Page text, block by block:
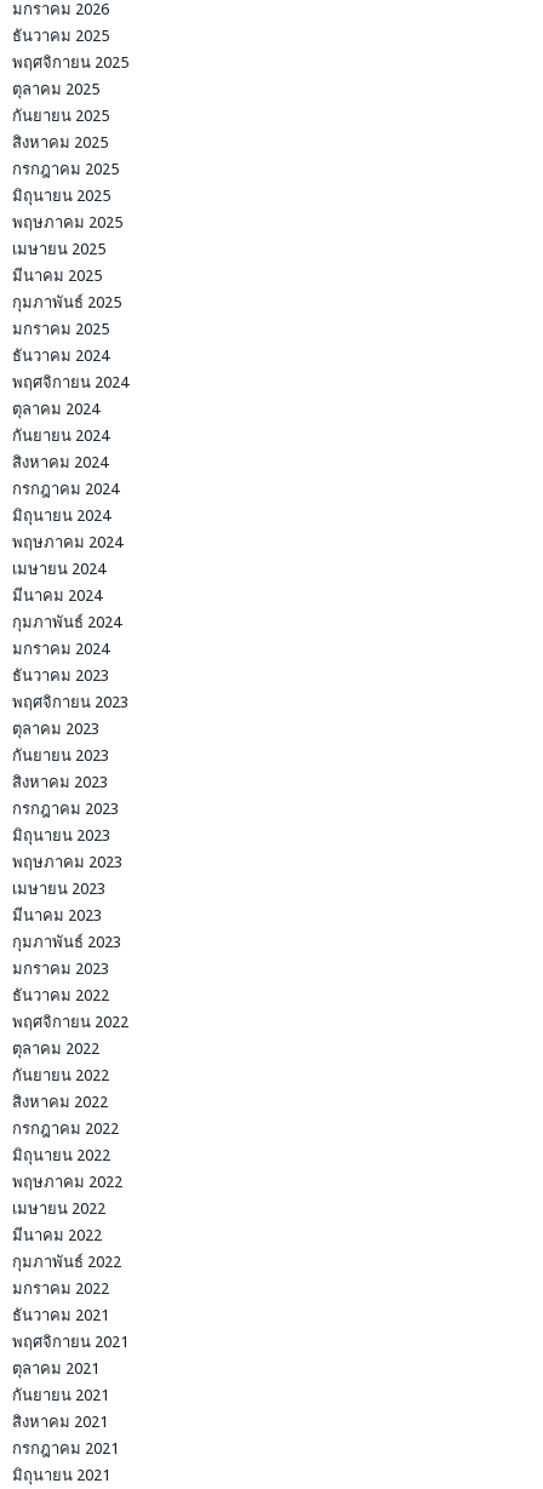
มกราคม 2026
ธันวาคม 2025
พฤศจิกายน 2025
ตุลาคม 2025
กันยายน 2025
สิงหาคม 2025
กรกฎาคม 2025
มิถุนายน 2025
พฤษภาคม 2025
เมษายน 2025
มีนาคม 2025
กุมภาพันธ์ 2025
มกราคม 2025
ธันวาคม 2024
พฤศจิกายน 2024
ตุลาคม 2024
กันยายน 2024
สิงหาคม 2024
กรกฎาคม 2024
มิถุนายน 2024
พฤษภาคม 2024
เมษายน 2024
มีนาคม 2024
กุมภาพันธ์ 2024
มกราคม 2024
ธันวาคม 2023
พฤศจิกายน 2023
ตุลาคม 2023
กันยายน 2023
สิงหาคม 2023
กรกฎาคม 2023
มิถุนายน 2023
พฤษภาคม 2023
เมษายน 2023
มีนาคม 2023
กุมภาพันธ์ 2023
มกราคม 2023
ธันวาคม 2022
พฤศจิกายน 2022
ตุลาคม 2022
กันยายน 2022
สิงหาคม 2022
กรกฎาคม 2022
มิถุนายน 2022
พฤษภาคม 2022
เมษายน 2022
มีนาคม 2022
กุมภาพันธ์ 2022
มกราคม 2022
ธันวาคม 2021
พฤศจิกายน 2021
ตุลาคม 2021
กันยายน 2021
สิงหาคม 2021
กรกฎาคม 2021
มิถุนายน 2021